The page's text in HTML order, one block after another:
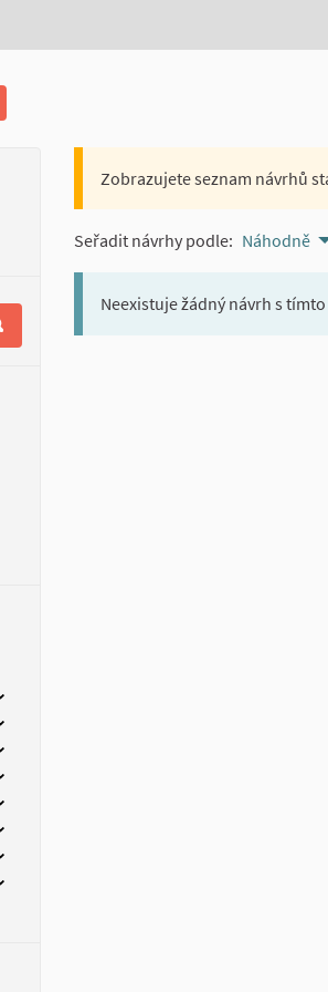
Zobrazujete seznam návrhů
Seřadit návrhy podle: Náhodně
Neexistuje žádný návrh s